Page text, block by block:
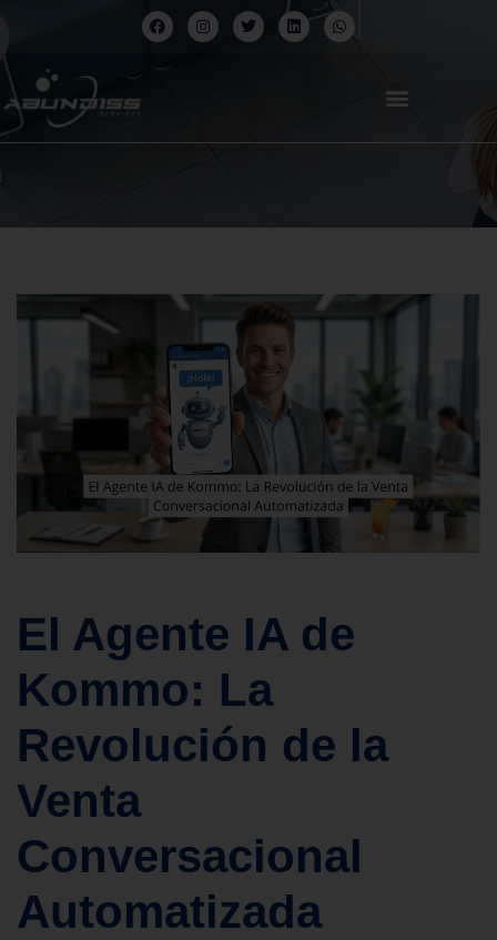
El Agente IA de
Kommo: La
Revolución de la
Venta
Conversacional
Automatizada